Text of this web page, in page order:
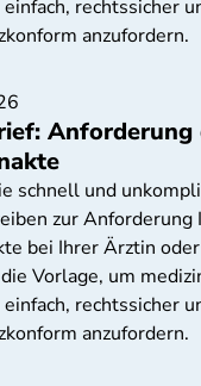
rechtssicher
anzufordern.
Anforderung
schnell und
zur Anforderung
bei Ihrer Ärztin
Vorlage, um
rechtssicher
anzufordern.